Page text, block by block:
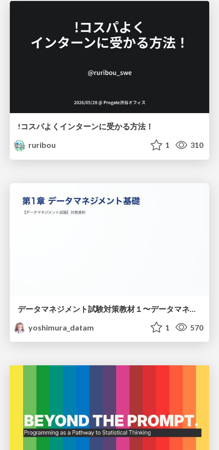
!コスパよくインターンに受かる方法！
ruribou
1 310
yoshimura_datam
1 570